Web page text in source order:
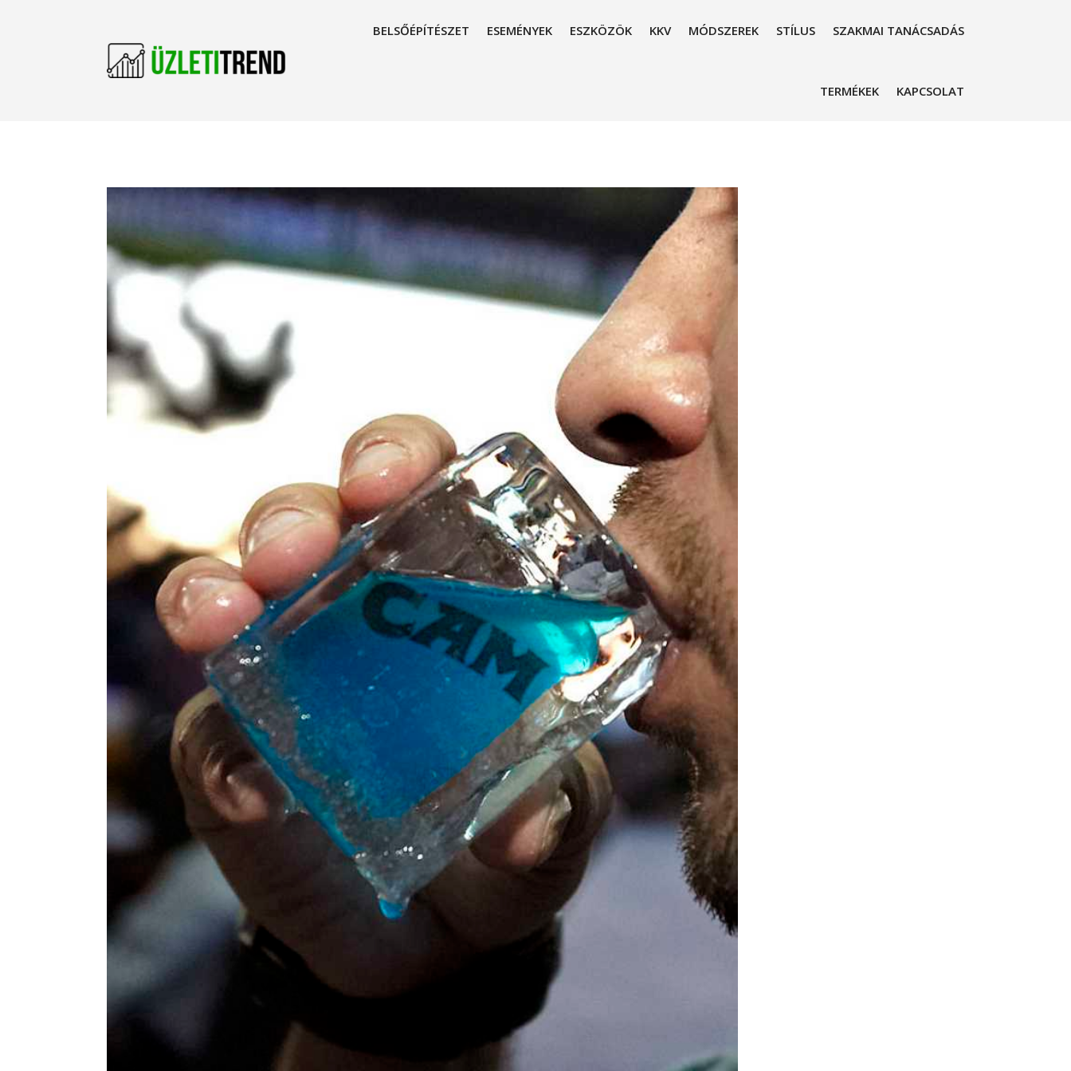
BELSŐÉPÍTÉSZET ESEMÉNYEK ESZKÖZÖK KKV MÓDSZEREK STÍLUS SZAKMAI TANÁCSADÁS
TERMÉKEK KAPCSOLAT